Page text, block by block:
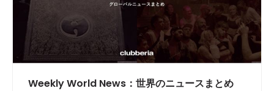
Weekly World News：世界のニュースまとめ